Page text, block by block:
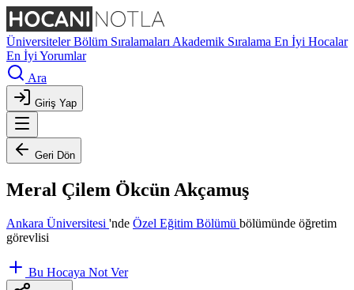
ÜniversitelerBölüm Sıralamaları Akademik Sıralama En İyi Hocalar
En İyi Yorumlar
Ara
Giriş Yap
Geri Dön
Meral Çilem Ökcün Akçamuş
Ankara Üniversitesi 'nde Özel Eğitim Bölümü bölümünde öğretim
görevlisi
Bu Hocaya Not Ver